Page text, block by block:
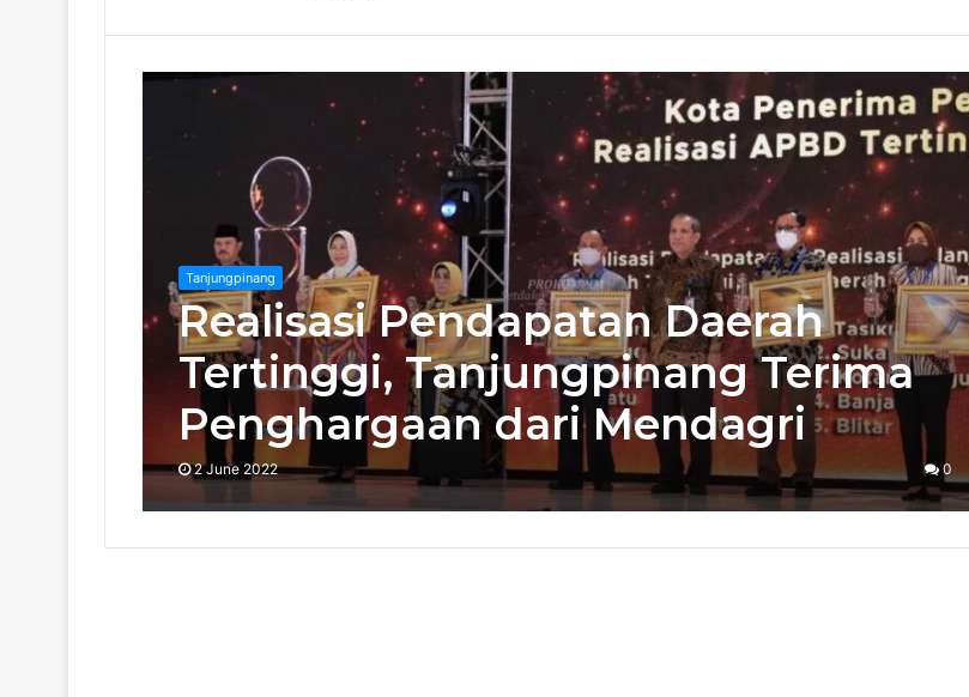
Tanjungpinang
Realisasi Pendapatan Daerah
Tertinggi, Tanjungpinang Terima
Penghargaan dari Mendagri
2 June 2022 0